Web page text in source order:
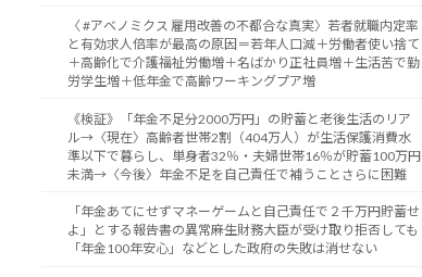
〈 #アベノミクス 雇用改善の不都合な真実〉若者就職内定率
と有効求人倍率が最高の原因＝若年人口減＋労働者使い捨て
＋高齢化で介護福祉労働増＋名ばかり正社員増＋生活苦で勤
労学生増＋低年金で高齢ワーキングプア増
《検証》「年金不足分2000万円」の貯蓄と老後生活のリア
ル→〈現在〉高齢者世帯2割（404万人）が生活保護消費水
準以下で暮らし、単身者32％・夫婦世帯16％が貯蓄100万円
未満→〈今後〉年金不足を自己責任で補うことさらに困難
「年金あてにせずマネーゲームと自己責任で２千万円貯蓄せ
よ」とする報告書の異常――麻生財務大臣が受け取り拒否しても
「年金100年安心」などとした政府の失敗は消せない